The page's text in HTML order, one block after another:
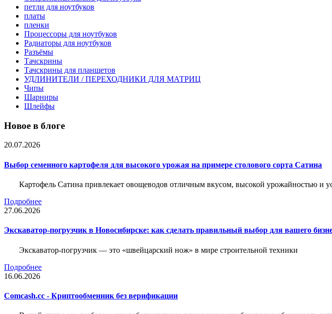
петли для ноутбуков
платы
пленки
Процессоры для ноутбуков
Радиаторы для ноутбуков
Разъёмы
Тачскрины
Тачскрины для планшетов
УДЛИНИТЕЛИ / ПЕРЕХОДНИКИ ДЛЯ МАТРИЦ
Чипы
Шарниры
Шлейфы
Новое в блоге
20.07.2026
Выбор семенного картофеля для высокого урожая на примере столового сорта Сатина
Картофель Сатина привлекает овощеводов отличным вкусом, высокой урожайностью и
Подробнее
27.06.2026
Экскаватор-погрузчик в Новосибирске: как сделать правильный выбор для вашего
Экскаватор-погрузчик — это «швейцарский нож» в мире строительной техники
Подробнее
16.06.2026
Comcash.cc - Криптообменник без верификации